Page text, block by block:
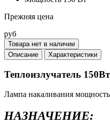
Прежняя цена
руб
Товара нет в наличии
Описание
Характеристики
Теплоизлучатель
Лампа накаливания
НАЗНАЧЕНИЕ: